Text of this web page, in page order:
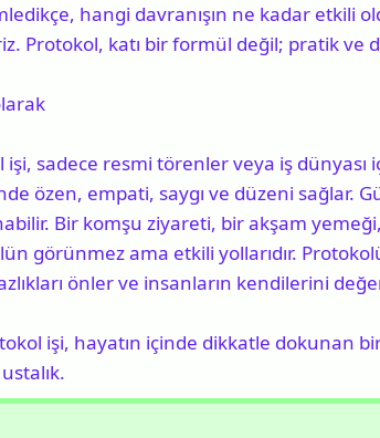
hangi davranışın ne kadar etkili
Protokol, katı bir formül değil; pratik ve
işi, sadece resmi törenler veya iş
özen, empati, saygı ve düzeni sağlar.
Bir komşu ziyareti, bir akşam
görünmez ama etkili yollarıdır.
önler ve insanların kendilerini
işi, hayatın içinde dikkatle dokunan